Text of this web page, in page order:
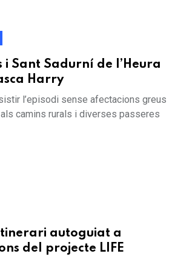
Sant Sadurní de l’Heura
Harry
l’episodi sense afectacions greus
camins rurals i diverses passeres
autoguiat a
del projecte LIFE